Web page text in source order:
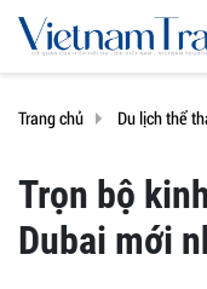
Trang chủ Du lịch thể
Trọn bộ
Dubai mới